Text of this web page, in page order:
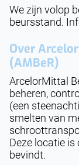
We zijn volop
beursstand.
Over
(AMBeR)
ArcelorMittal
beheren,
(een
smelten van
Deze locatie
bevindt.